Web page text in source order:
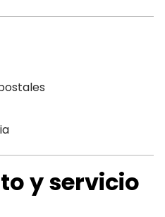
y servicio